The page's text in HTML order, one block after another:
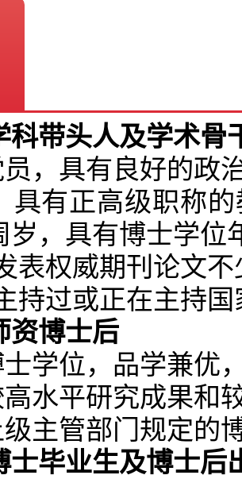
科带头人及学术骨
员，具有良好的政
具有正高级职称
岁，具有博士学位
表权威期刊论文
持过或正在主持
资博士后
士学位，品学兼优
水平研究成果和
主管部门规定的
士毕业生及博士后